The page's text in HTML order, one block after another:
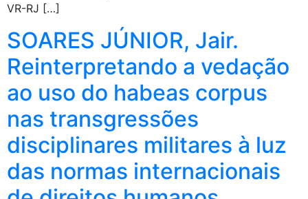
VR-RJ […]
SOARES JÚNIOR, Jair.
Reinterpretando a vedação
ao uso do habeas corpus
nas transgressões
disciplinares militares à luz
das normas internacionais